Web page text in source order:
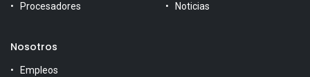
Procesadores
Noticias
Nosotros
Empleos